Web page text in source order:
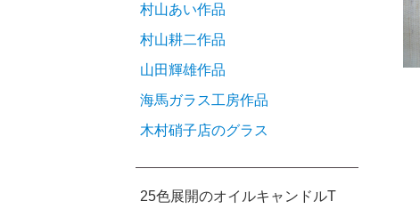
村山あい作品
村山耕二作品
山田輝雄作品
海馬ガラス工房作品
木村硝子店のグラス
25色展開のオイルキャンドルT